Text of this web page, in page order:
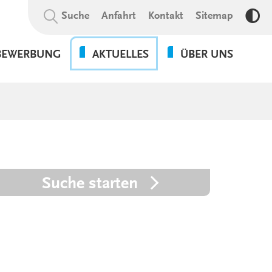
Suchbegriff:
Suche Anfahrt Kontakt Sitemap
AKTUELLES ÜBER UNS
Suche starten